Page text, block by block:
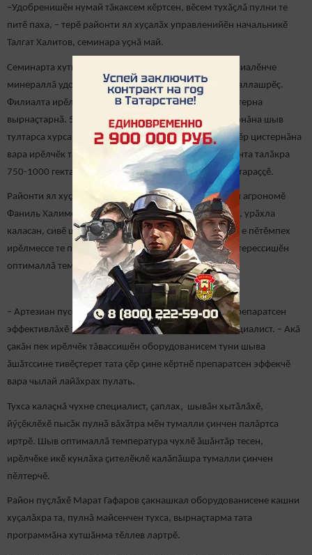
–Удобренишӗн нумай тӑкаксем кӗртсен, вӗсем тухӑҫлӑ пулни те
питӗ паха, – терӗ районти ял хуҫалӑх управленийӗн начальникӗ
Талгат Халитов, семинара уҫнӑ май.
Семинарта хутшӑнакансем малтан Çӗнӗ Кахăрлă филиалӗнче
минераллă удобренисемпе мӗнле усă курмаллипе паллашрӗç.
Филиалта ирӗлчӗк хутӑшне хатӗрлессишӗн виҫӗ цистерна
вырнаҫтарнӑ. 50 тонна шӗвек вырнаçакан икӗ цистернăна шыв
тултарса хурса ӑшӑтассишӗн, 25 тонна вырнаҫакан пӗр цистернăна
вара ирӗлчӗк тăвассишӗн усӑ кураҫҫӗ. Çапла вара, кунта талӑкра
750-1000 гектара çителӗклӗ ирӗлчӗк хатӗрлеме пултараҫҫӗ.
Районти ял хуҫалӑхӗпе апат-ҫимӗҫ управленийӗн тӗп агрономӗ
Фаниль Халимов каланă тăрăх, пӗчӗк температурӑпа, урӑхла
каласан, сивӗ шывра препаратсем майӗпен ирӗлеҫҫӗ е пӗтӗмпех
ирӗлмессе те пултараççӗ. Препаратсене шывра ирӗлтерессишӗн
оптималлă температура 10-16 градуса тӳрӗ килет.
– Артезиан пуссинчен илнӗ сивӗ шывра ирӗлтернӗ препаратсен
эффективлăхӗ те 50 процента ҫити чакать, – терӗ специалист. – Акă
ҫакӑн пек ирӗлчӗк тăвассишӗн оборудованисем туни шыва
ӑшӑтссине тивӗçтерет тата çӗр ҫине кӗртнӗ препаратсен эффекчӗ
вара чылай лайăхрах пулать.
Тухса калаçнă чухне специалист, çаплах, шывăн хытӑлăхӗ,
йӳҫӗклӗхӗ пысăк пулнă вăхăтра мӗн тумалли çинчен палăртса
иртрӗ. Шыв оптималлӑ температура чухлӗ ăшăнтăр тесен,
ирӗлчӗке икӗ кунлӑха ҫителӗклӗ калӑпӑшра тумалли çинчен
пӗлтерчӗ.
Район пуҫлӑхӗ Марат Гафаров ҫакнашкал оборудованисене кашни
хуçалăхра та, пулнă майсенчен тухса, вырнаçтарма тата
программӑна хутшӑнма тӗллев лартрӗ.